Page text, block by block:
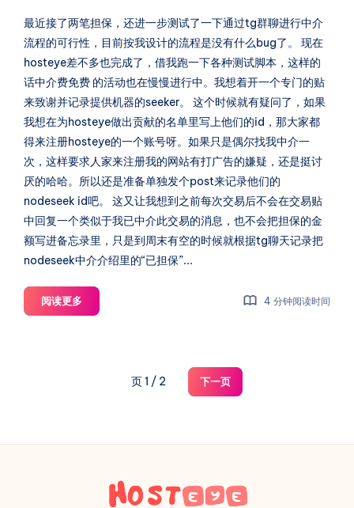
最近接了两笔担保，还进一步测试了一下通过tg群聊进行中介
流程的可行性，目前按我设计的流程是没有什么bug了。 现在
hosteye差不多也完成了，借我跑一下各种测试脚本，这样的
话中介费免费 的活动也在慢慢进行中。我想着开一个专门的贴
来致谢并记录提供机器的seeker。 这个时候就有疑问了，如果
我想在为hosteye做出贡献的名单里写上他们的id，那大家都
得来注册hosteye的一个账号呀。如果只是偶尔找我中介一
次，这样要求人家来注册我的网站有打广告的嫌疑，还是挺讨
厌的哈哈。所以还是准备单独发个post来记录他们的
nodeseek id吧。 这又让我想到之前每次交易后不会在交易贴
中回复一个类似于我已中介此交易的消息，也不会把担保的金
额写进备忘录里，只是到周末有空的时候就根据tg聊天记录把
nodeseek中介介绍里的“已担保”...
阅读更多深
夜
4 分钟阅读时间
页 1 / 2 下一页